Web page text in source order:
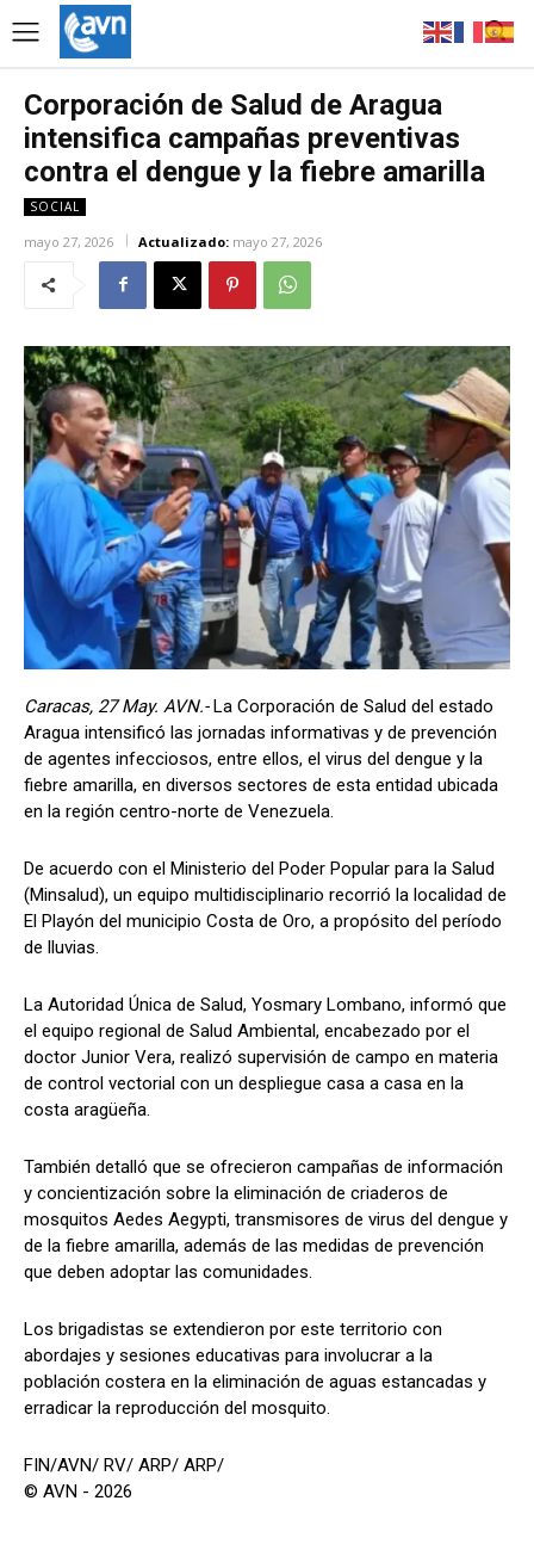
Corporación de Salud de Aragua
intensifica campañas preventivas
contra el dengue y la fiebre amarilla
SOCIAL
mayo 27, 2026 Actualizado: mayo 27, 2026
Caracas, 27 May. AVN.- La Corporación de Salud del estado
Aragua intensificó las jornadas informativas y de prevención
de agentes infecciosos, entre ellos, el virus del dengue y la
fiebre amarilla, en diversos sectores de esta entidad ubicada
en la región centro-norte de Venezuela.
De acuerdo con el Ministerio del Poder Popular para la Salud
(Minsalud), un equipo multidisciplinario recorrió la localidad de
El Playón del municipio Costa de Oro, a propósito del período
de lluvias.
La Autoridad Única de Salud, Yosmary Lombano, informó que
el equipo regional de Salud Ambiental, encabezado por el
doctor Junior Vera, realizó supervisión de campo en materia
de control vectorial con un despliegue casa a casa en la
costa aragüeña.
También detalló que se ofrecieron campañas de información
y concientización sobre la eliminación de criaderos de
mosquitos Aedes Aegypti, transmisores de virus del dengue y
de la fiebre amarilla, además de las medidas de prevención
que deben adoptar las comunidades.
Los brigadistas se extendieron por este territorio con
abordajes y sesiones educativas para involucrar a la
población costera en la eliminación de aguas estancadas y
erradicar la reproducción del mosquito.
FIN/AVN/ RV/ ARP/ ARP/
© AVN - 2026